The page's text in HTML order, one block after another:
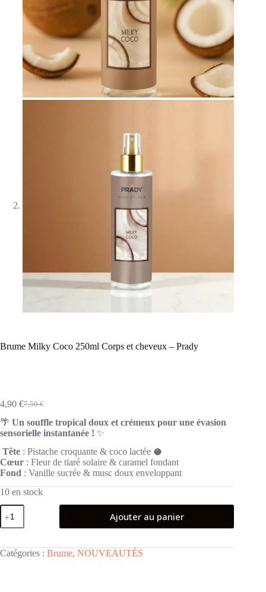
Brume Milky Coco 250ml Corps et cheveux – Prady
7,50€
Le
prix
initial
7,50 €.
4,90 €Le
prix
actuel
4,90 €.
🌴 Un souffle tropical doux et crémeux pour une évasion
sensorielle instantanée ! ✨
Tête : Pistache croquante & coco lactée 🥥
Cœur : Fleur de tiaré solaire & caramel fondant
Fond : Vanille sucrée & musc doux enveloppant
10 en stock
quantité
de
Brume
Coco
250ml
Ajouter au panier
Catégories : Brume, NOUVEAUTÉS